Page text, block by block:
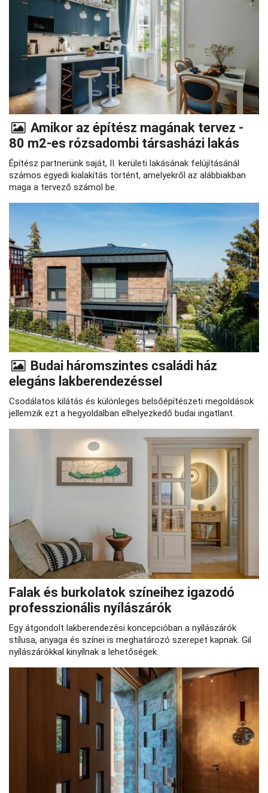
Amikor az építész magának tervez -
80 m2-es rózsadombi társasházi lakás
Építész partnerünk saját, II. kerületi lakásának felújításánál
számos egyedi kialakítás történt, amelyekről az alábbiakban
maga a tervező számol be.
Budai háromszintes családi ház
elegáns lakberendezéssel
Csodálatos kilátás és különleges belsőépítészeti megoldások
jellemzik ezt a hegyoldalban elhelyezkedő budai ingatlant.
Falak és burkolatok színeihez igazodó
professzionális nyílászárók
Egy átgondolt lakberendezési koncepcióban a nyílászárók
stílusa, anyaga és színei is meghatározó szerepet kapnak. Gil
nyílászárókkal kinyílnak a lehetőségek.